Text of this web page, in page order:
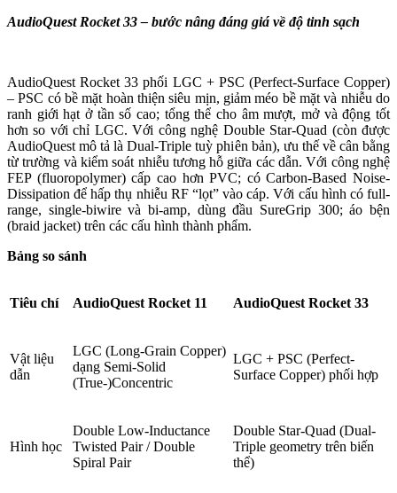
AudioQuest Rocket 33 – bước nâng đáng giá về độ tinh sạch
AudioQuest Rocket 33 phối LGC + PSC (Perfect-Surface Copper)
– PSC có bề mặt hoàn thiện siêu mịn, giảm méo bề mặt và nhiễu do
ranh giới hạt ở tần số cao; tổng thể cho âm mượt, mở và động tốt
hơn so với chỉ LGC. Với công nghệ Double Star-Quad (còn được
AudioQuest mô tả là Dual-Triple tuỳ phiên bản), ưu thế về cân bằng
từ trường và kiểm soát nhiễu tương hỗ giữa các dẫn. Với công nghệ
FEP (fluoropolymer) cấp cao hơn PVC; có Carbon-Based Noise-
Dissipation để hấp thụ nhiễu RF “lọt” vào cáp. Với cấu hình có full-
range, single-biwire và bi-amp, dùng đầu SureGrip 300; áo bện
(braid jacket) trên các cấu hình thành phẩm.
Bảng so sánh
Tiêu chí AudioQuest Rocket 11 AudioQuest Rocket 33
Vật liệu
dẫn
LGC (Long-Grain Copper)
dạng Semi-Solid
(True-)Concentric
LGC + PSC (Perfect-
Surface Copper) phối hợp
Hình học
Double Low-Inductance
Twisted Pair / Double
Spiral Pair
Double Star-Quad (Dual-
Triple geometry trên biến
thể)